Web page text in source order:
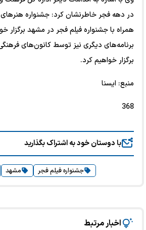
در دهه فجر خاطرنشان کرد: جشنواره
همراه با جشنواره فیلم فجر در مشهد برگزار
برنامه‌های دیگری نیز توسط کانون‌های
برگزار خواهیم کرد.
منبع: ایسنا
368
با دوستان خود به اشتراک بگذارید
جشنواره فیلم فجر مشهد
اخبار مرتبط